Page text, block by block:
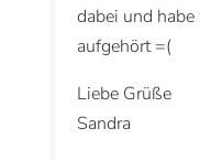
dabei und
aufgehört =(
Liebe Grüße
Sandra